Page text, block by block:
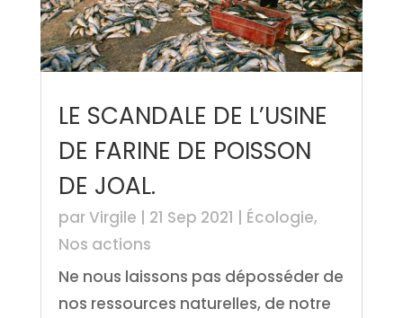
LE SCANDALE DE L’USINE
DE FARINE DE POISSON
DE JOAL.
parVirgile | 21 Sep 2021 | Écologie,
Nos actions
Ne nous laissons pas déposséder de
nos ressources naturelles, de notre